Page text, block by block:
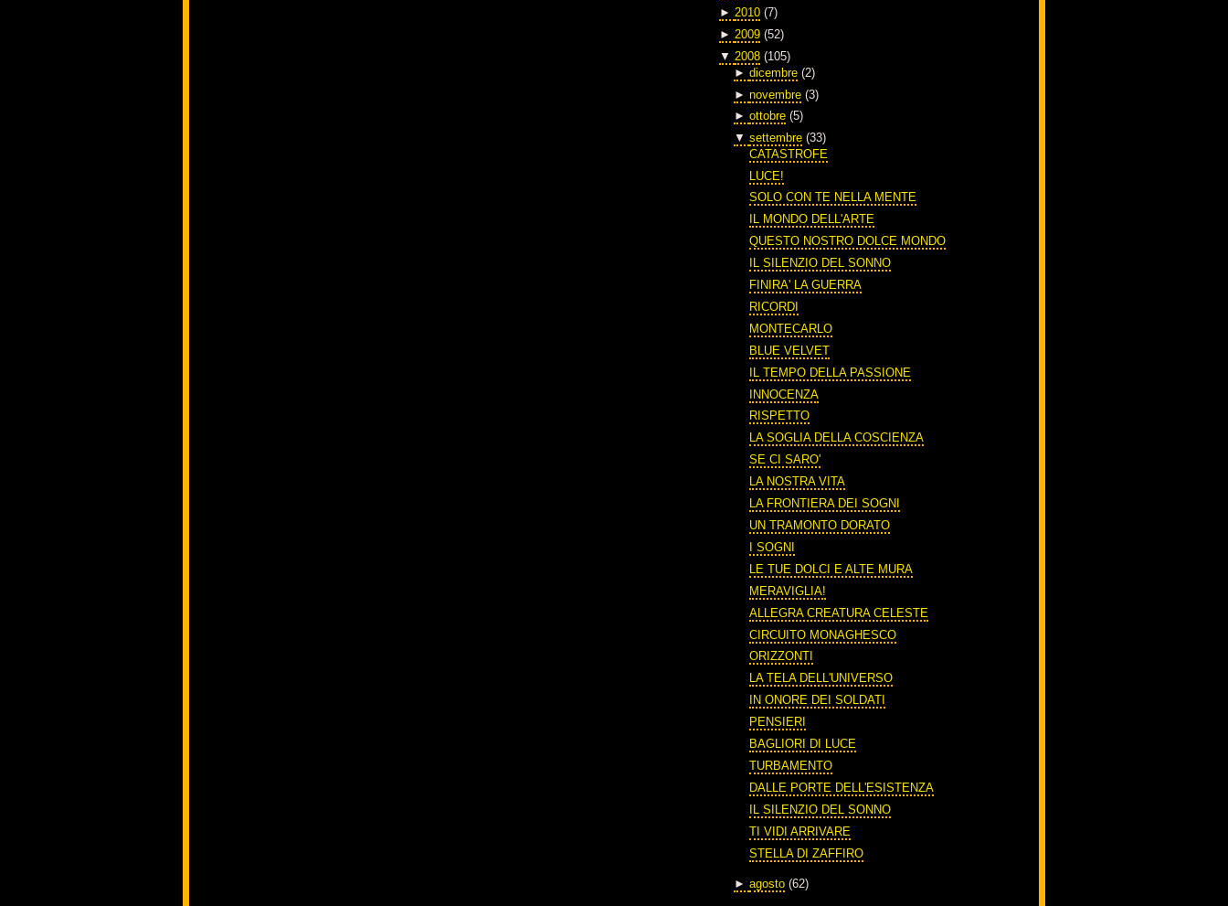
► 2010 (7)
► 2009 (52)
▼ 2008 (105)
► dicembre (2)
► novembre (3)
► ottobre (5)
▼ settembre (33)
CATASTROFE
LUCE!
SOLO CON TE NELLA MENTE
IL MONDO DELL'ARTE
QUESTO NOSTRO DOLCE MONDO
IL SILENZIO DEL SONNO
FINIRA' LA GUERRA
RICORDI
MONTECARLO
BLUE VELVET
IL TEMPO DELLA PASSIONE
INNOCENZA
RISPETTO
LA SOGLIA DELLA COSCIENZA
SE CI SARO'
LA NOSTRA VITA
LA FRONTIERA DEI SOGNI
UN TRAMONTO DORATO
I SOGNI
LE TUE DOLCI E ALTE MURA
MERAVIGLIA!
ALLEGRA CREATURA CELESTE
CIRCUITO MONAGHESCO
ORIZZONTI
LA TELA DELL'UNIVERSO
IN ONORE DEI SOLDATI
PENSIERI
BAGLIORI DI LUCE
TURBAMENTO
DALLE PORTE DELL'ESISTENZA
IL SILENZIO DEL SONNO
TI VIDI ARRIVARE
STELLA DI ZAFFIRO
► agosto (62)